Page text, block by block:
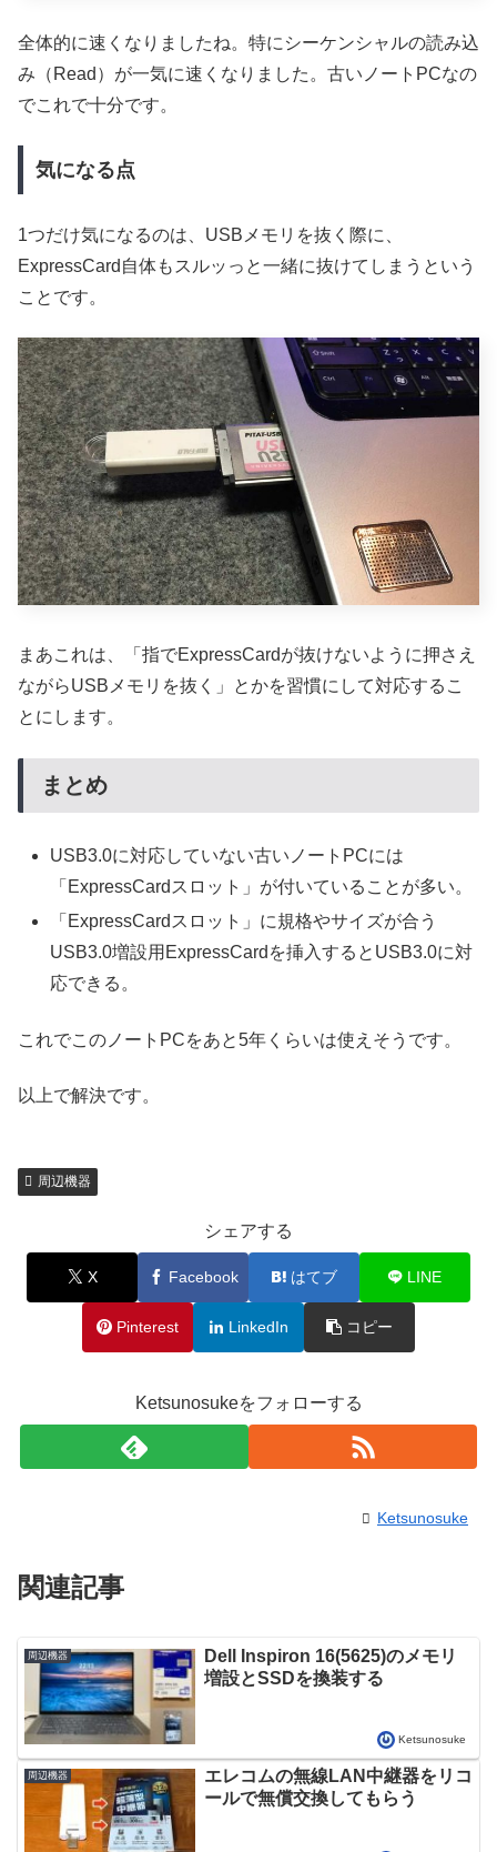
全体的に速くなりましたね。特にシーケンシャルの読み込
み（Read）が一気に速くなりました。古いノートPCなの
でこれで十分です。
気になる点
1つだけ気になるのは、USBメモリを抜く際に、
ExpressCard自体もスルッっと一緒に抜けてしまうという
ことです。
まあこれは、「指でExpressCardが抜けないように押さえ
ながらUSBメモリを抜く」とかを習慣にして対応するこ
とにします。
まとめ
USB3.0に対応していない古いノートPCには
「ExpressCardスロット」が付いていることが多い。
「ExpressCardスロット」に規格やサイズが合う
USB3.0増設用ExpressCardを挿入するとUSB3.0に対
応できる。
これでこのノートPCをあと5年くらいは使えそうです。
以上で解決です。
周辺機器
シェアする
X Facebook はてブ LINE
Pinterest LinkedIn コピー
Ketsunosukeをフォローする
Ketsunosuke
関連記事
周辺機器
Dell Inspiron 16(5625)のメモリ
増設とSSDを換装する
Ketsunosuke
周辺機器
エレコムの無線LAN中継器をリコ
ールで無償交換してもらう